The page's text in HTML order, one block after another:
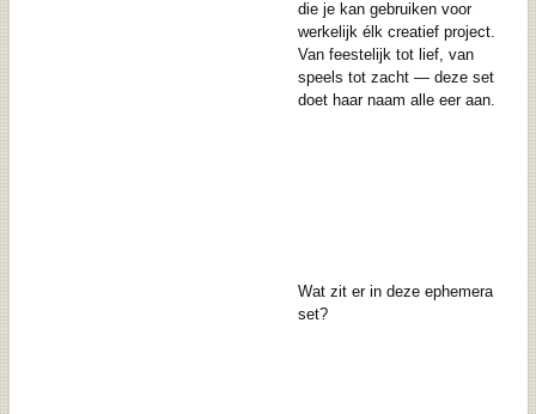
die je kan gebruiken voor
werkelijk élk creatief project.
Van feestelijk tot lief, van
speels tot zacht — deze set
doet haar naam alle eer aan.
Wat zit er in deze ephemera
set?